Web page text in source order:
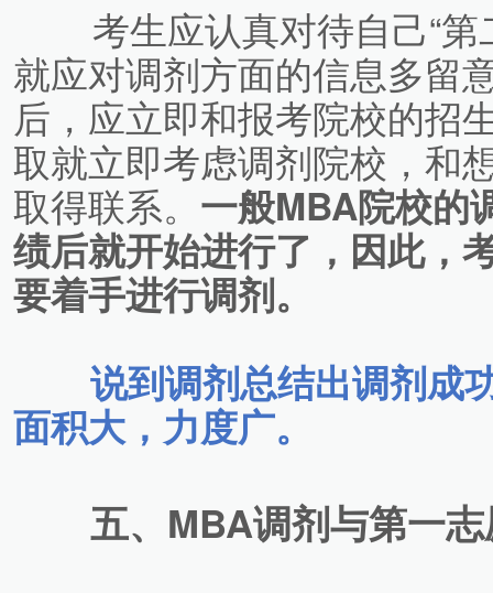
考生应认真对待自己“第
就应对调剂方面的信息多留
后，应立即和报考院校的招
取就立即考虑调剂院校，和
取得联系。 一般MBA院校的
绩后就开始进行了，因此，
要着手进行调剂。
说到调剂总结出调剂成
面积大，力度广。
五、MBA调剂与第一